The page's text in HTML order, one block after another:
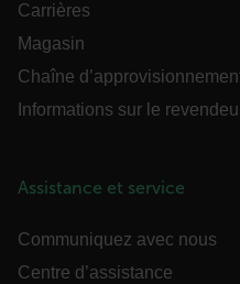
Carrières
Magasin
Chaîne
Informations sur le
Assistance et service
Communiquez avec nous
Centre d’assistance